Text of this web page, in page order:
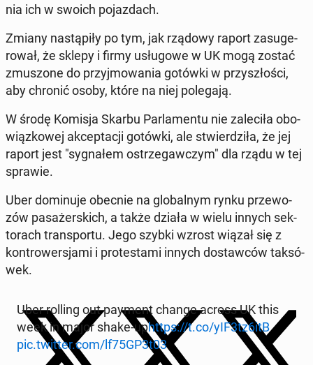
nia ich w swoich po­jaz­dach.
Zmiany na­stą­pi­ły po tym, jak rządowy raport za­su­ge­
ro­wał, że sklepy i firmy usłu­go­we w UK mogą zostać
zmu­szo­ne do przyj­mo­wa­nia gotówki w przy­szło­ści,
aby chronić osoby, które na niej po­le­ga­ją.
W środę Komisja Skarbu Par­la­men­tu nie za­le­ci­ła obo­
wiąz­ko­wej ak­cep­ta­cji gotówki, ale stwier­dzi­ła, że ​​jej
raport jest "sy­gna­łem ostrze­gaw­czym" dla rządu w tej
sprawie.
Uber do­mi­nu­je obecnie na glo­bal­nym rynku prze­wo­
zów pa­sa­żer­skich, a także działa w wielu innych sek­
to­rach trans­por­tu. Jego szybki wzrost wiązał się z
kon­tro­wer­sja­mi i pro­te­sta­mi innych do­staw­ców tak­só­
wek.
Uber rolling out payment change across UK this
week in major shake-uphttps://t.co/yIF3tz6itB
pic.twitter.com/lf75GP3t03